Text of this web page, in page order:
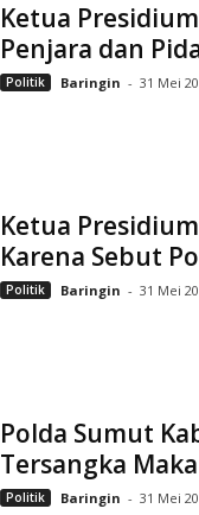
Ketua
Penjara dan
Politik Baringin - 31 Mei
Ketua
Karena Sebut
Politik Baringin - 31 Mei
Polda Sumut
Tersangka
Politik Baringin - 31 Mei